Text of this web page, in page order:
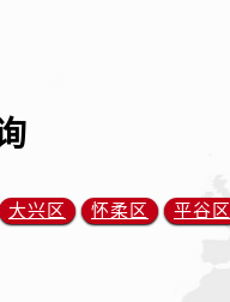
大兴区 怀柔区 平谷区